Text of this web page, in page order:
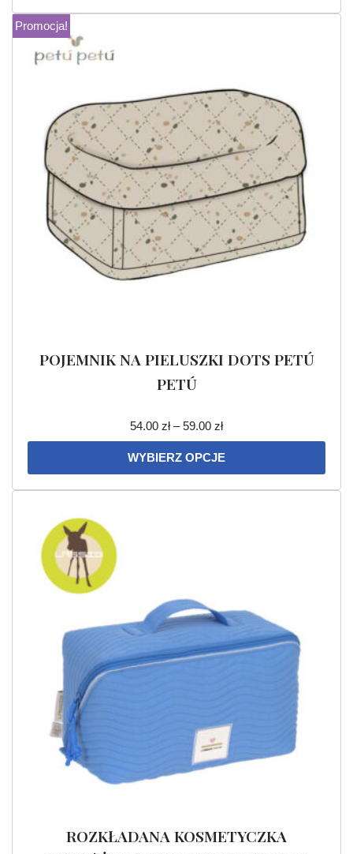
Promocja!
POJEMNIK NA PIELUSZKI DOTS PETÚ
PETÚ
54.00 zł – 59.00 zł
WYBIERZ OPCJE
ROZKŁADANA KOSMETYCZKA